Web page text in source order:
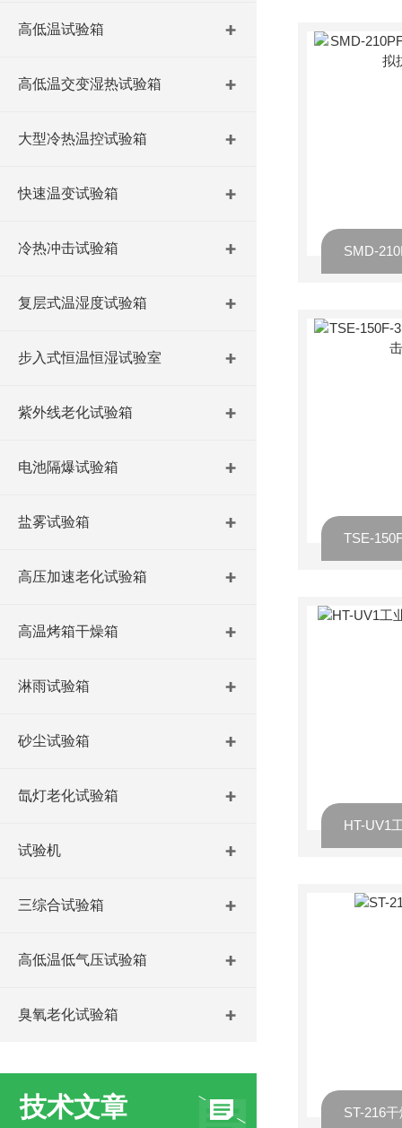
高低温试验箱
高低温交变湿热试验箱
大型冷热温控试验箱
快速温变试验箱
冷热冲击试验箱
复层式温湿度试验箱
步入式恒温恒湿试验室
紫外线老化试验箱
电池隔爆试验箱
盐雾试验箱
高压加速老化试验箱
高温烤箱干燥箱
淋雨试验箱
砂尘试验箱
氙灯老化试验箱
试验机
三综合试验箱
高低温低气压试验箱
臭氧老化试验箱
技术文章 ST-216